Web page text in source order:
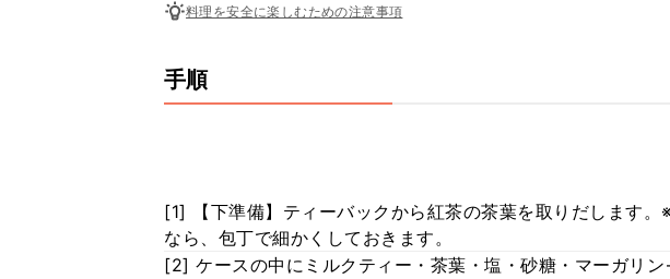
料理を安全に楽しむための注意事項
手順
[1] 【下準備】ティーバックから紅茶の茶葉を取りだします。
なら、包丁で細かくしておきます。
[2] ケースの中にミルクティー・茶葉・塩・砂糖・マーガリ